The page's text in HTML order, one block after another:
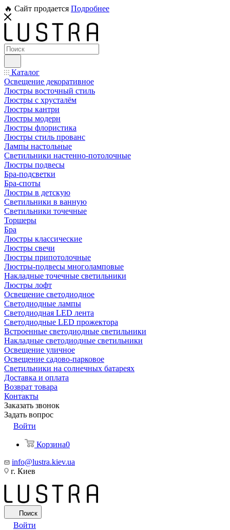
🔥 Сайт продается Подробнее
Каталог
Освещение декоративное
Люстры восточный стиль
Люстры с хрусталём
Люстры кантри
Люстры модерн
Люстры флористика
Люстры стиль прованс
Лампы настольные
Светильники настенно-потолочные
Люстры подвесы
Бра-подсветки
Бра-споты
Люстры в детскую
Светильники в ванную
Светильники точечные
Торшеры
Бра
Люстры классические
Люстры свечи
Люстры припотолочные
Люстры-подвесы многоламповые
Накладные точечные светильники
Люстры лофт
Освещение светодиодное
Светодиодные лампы
Светодиодная LED лента
Светодиодные LED прожектора
Встроенные светодиодные светильники
Накладные светодиодные светильники
Освещение уличное
Освещение садово-парковое
Светильники на солнечных батареях
Доставка и оплата
Возврат товара
Контакты
Заказать звонок
Задать вопрос
Войти
Корзина0
info@lustra.kiev.ua
г. Киев
Поиск
Войти